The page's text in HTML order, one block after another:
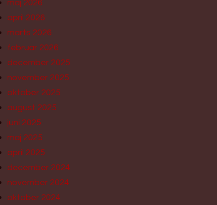
maj 2026
april 2026
marts 2026
februar 2026
december 2025
november 2025
oktober 2025
august 2025
juni 2025
maj 2025
april 2025
december 2024
november 2024
oktober 2024